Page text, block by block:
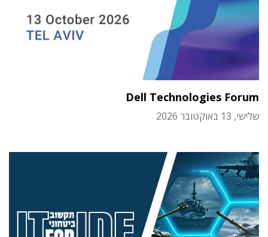
Dell Technologies Forum
שלישי, 13 באוקטובר 2026